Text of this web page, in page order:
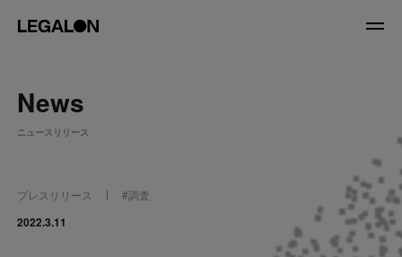
About
Service
News
ニュースリリース
プレスリリース #調査
2022.3.11